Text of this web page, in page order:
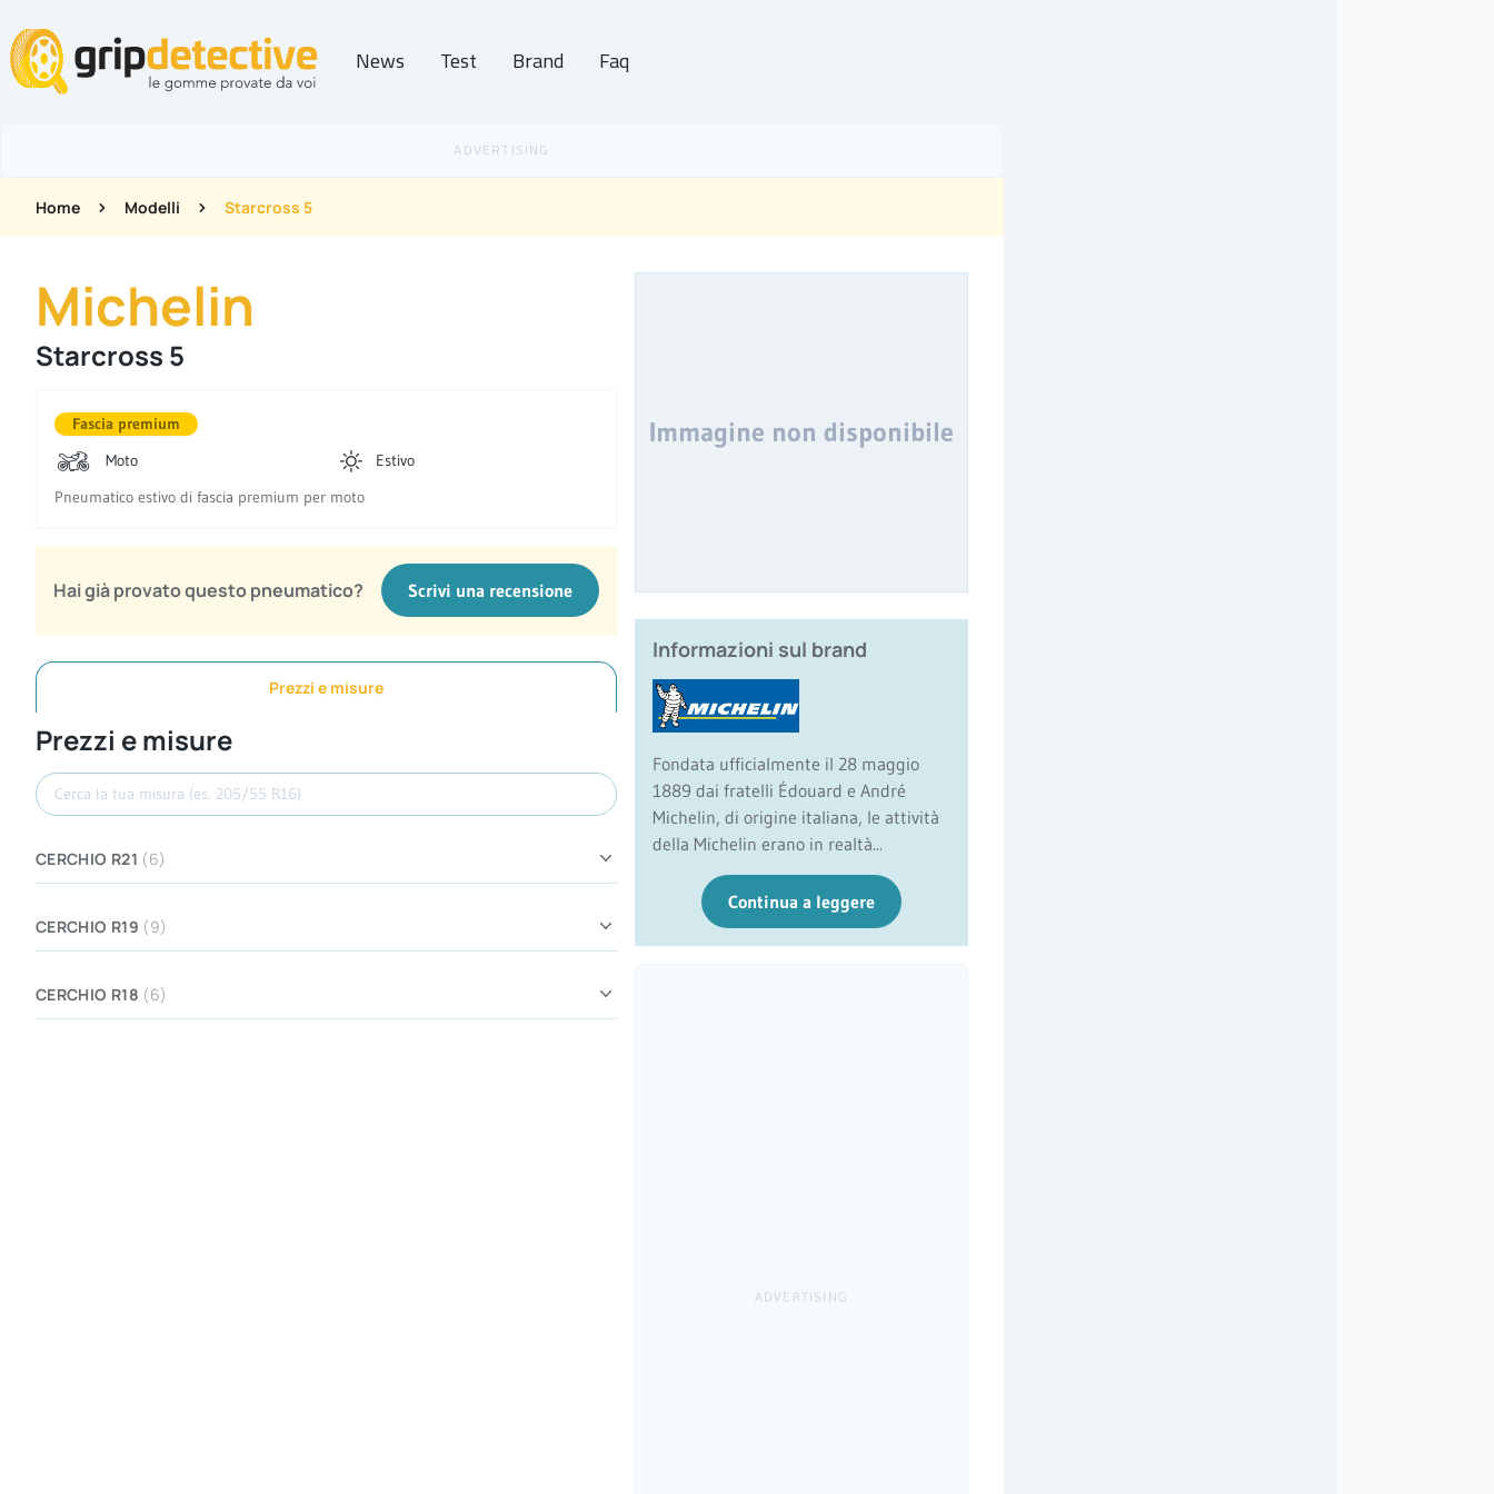
GripDetective News Test Brand Faq
Home Modelli Starcross 5
Michelin
Starcross 5
Fascia premium
Moto
Estivo
Pneumatico estivo di fascia premium per moto
Hai già provato questo pneumatico? Scrivi una recensione
Immagine non disponibile
Informazioni sul brand
Fondata ufficialmente il 28 maggio
1889 dai fratelli Édouard e André
Michelin, di origine italiana, le attività
della Michelin erano in realtà...
Continua a leggere
Prezzi e misure
Prezzi e misure
Cerca misura
CERCHIO R21 (6)
CERCHIO R19 (9)
CERCHIO R18 (6)